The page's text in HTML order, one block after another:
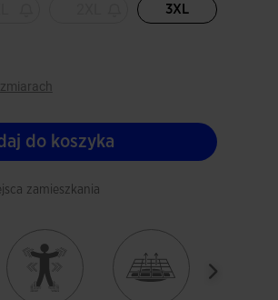
3XL
do koszyka
zamieszkania